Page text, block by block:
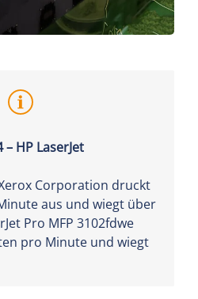
HP LaserJet
Corporation druckt
aus und wiegt über
Pro MFP 3102fdwe
pro Minute und wiegt